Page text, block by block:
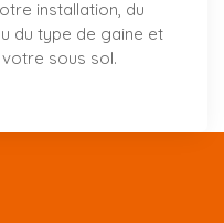
installation, du
du type de gaine et
sous sol.